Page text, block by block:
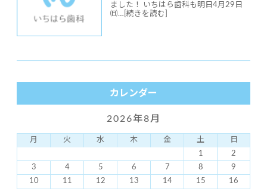
ました！ いちはら歯科も明日4月29日
㈰… [続きを読む]
カレンダー
2026年8月
月 火 水 木 金 土
日
1
2
3
4 5 6 7 8
9
10
11 12 13 14 15
16